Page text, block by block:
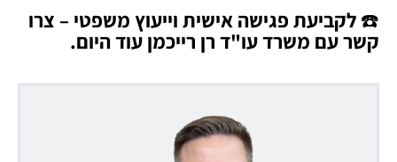
☎️ לקביעת פגישה אישית וייעוץ משפטי – צרו
קשר עם משרד עו"ד רן רייכמן עוד היום.